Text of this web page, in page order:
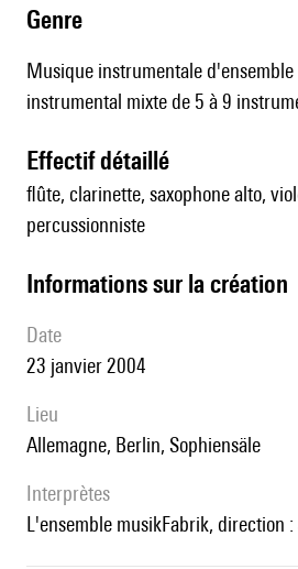
genre
Musique instrumentale d'ensemble
instrumental mixte de 5 à 9
effectif détaillé
flûte, clarinette, saxophone alto,
percussionniste
informations sur la création
date
23 janvier 2004
lieu
Allemagne, Berlin, Sophiensäle
interprètes
l'ensemble musikFabrik, direction :